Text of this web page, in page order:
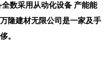
数采用从动化设备 产能能
隆建材无限公司是一家及手
。